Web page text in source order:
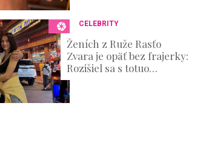
CELEBRITY
Ženích z Ruže Rasťo
Zvara je opäť bez frajerky:
Rozišiel sa s totuo
známou kráskou